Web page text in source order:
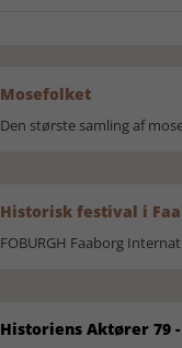
Mosefolket
Den største samling af
Historisk festival i
FOBURGH Faaborg
Historiens Aktører 79 -